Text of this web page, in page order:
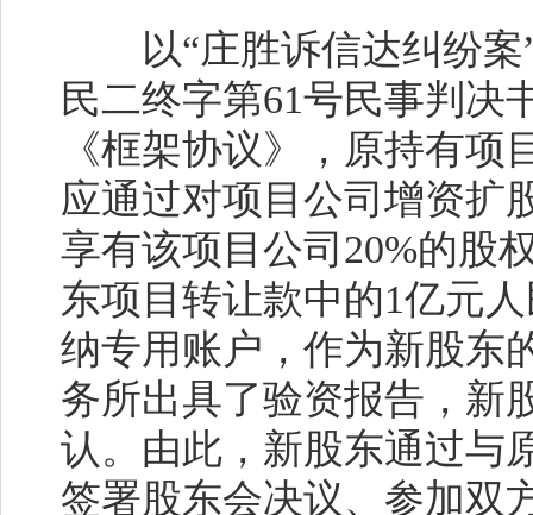
以“庄胜诉信达纠纷
民二终字第61号民事判决
《框架协议》，原持有项
应通过对项目公司增资扩
享有该项目公司 20%的股
东项目转让款中的1亿元
纳专用账户，作为新股东
务所出具了验资报告，新
认。由此，新股东通过与
签署股东会决议、参加双